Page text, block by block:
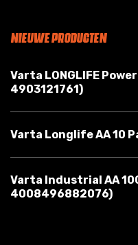
NIEUWE PRODUCTEN
Varta LONGLIFE
4903121761)
Varta Longlife AA 10
Varta Industrial AA
4008496882076)